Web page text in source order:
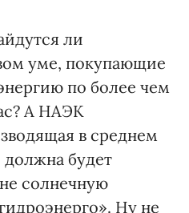
ли
уме, покупающие
по более чем
А НАЭК
в среднем
должна будет
солнечную
Ну не